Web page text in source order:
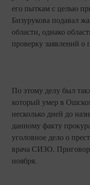
его пыткам с целью
Бизурукова подавал
области, однако
проверку заявлений о
По этому делу был
который умер в
несколько дней до
данному факту
уголовное дело о
врача СИЗО. Приговор
ноября.